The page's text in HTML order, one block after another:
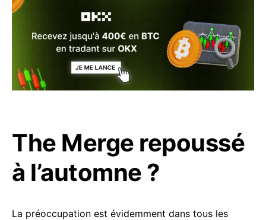
The Merge repoussé
à l’automne ?
La préoccupation est évidemment dans tous les